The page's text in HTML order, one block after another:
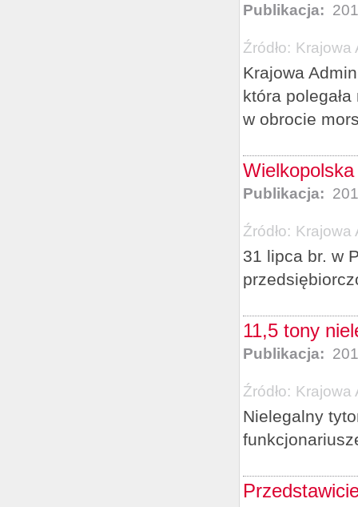
Publikacja:
Źródło: Krajowa
Krajowa
która
w obrocie
Publikacja:
Źródło: Krajowa
31 lipca br. w
11,5 tony
Publikacja:
Źródło: Krajowa
Nielegalny